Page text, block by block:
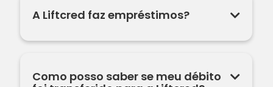
A Liftcred faz empréstimos?
Como posso saber se meu débito